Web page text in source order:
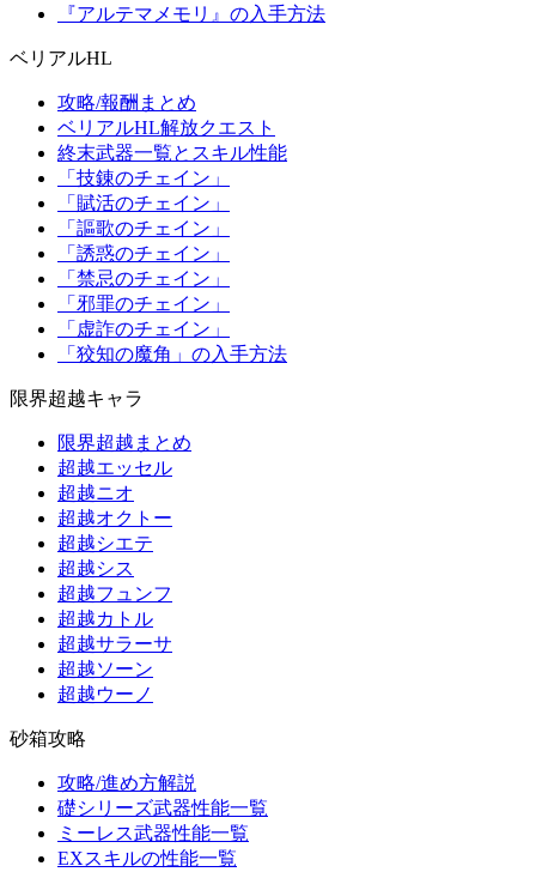
『アルテマメモリ』の入手方法
ベリアルHL
攻略/報酬まとめ
ベリアルHL解放クエスト
終末武器一覧とスキル性能
「技錬のチェイン」
「賦活のチェイン」
「謳歌のチェイン」
「誘惑のチェイン」
「禁忌のチェイン」
「邪罪のチェイン」
「虚詐のチェイン」
「狡知の魔角」の入手方法
限界超越キャラ
限界超越まとめ
超越エッセル
超越ニオ
超越オクトー
超越シエテ
超越シス
超越フュンフ
超越カトル
超越サラーサ
超越ソーン
超越ウーノ
砂箱攻略
攻略/進め方解説
礎シリーズ武器性能一覧
ミーレス武器性能一覧
EXスキルの性能一覧